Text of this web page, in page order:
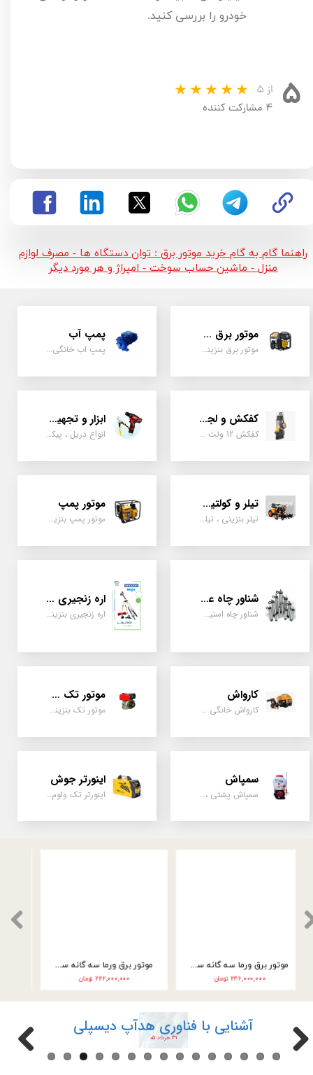
خودرو را بررسی کنید.
۵ از ۵
۴ مشارکت کننده
راهنما گام به گام خرید موتور برق : توان دستگاه ها - مصرف لوازم
منزل - ماشین حساب سوخت - امپراژ و هر مورد دیگر
موتور برق و ژنراتور
موتور برق بنزینی، دیزلی ، گازی ، سه گانه سوز
پمپ آب
پمپ اب خانگی، بشقابی ، جتی ، دو پروانه کشاورزی
کفکش و لجن کش
کفکش 12 ولت ، 220 ولت ، یک اینچ به بالا لجن کش کاتردار، لجن کش چدنی
ابزار و تجهیزات
انواع دریل ، پیکور، ابزارالات، سیل مکانیکی، قطعات پمپ
تیلر و کولتیواتور
تیلر بنزینی ، تیلر دیزل، تیلر چهار چرخ، تیلر مزرعه و کشاورزی
موتور پمپ
موتور پمپ بنزینی، دیزلی، نفتی ، یک اینچ به بالا
شناور چاه عمیق
شناور چاه استیل ، تک فاز و سه فاز، یک اینچ به بالا
اره زنجیری / علفتراش
اره زنجیری بنزینی ، علفتراش دو زمانه و چهار زمانه ، دوشی و پشتی
کارواش
کارواش خانگی و صنعتی و نیمه صنعتی
موتور تک سیلندر
موتور تک بنزینی ، دیزلی، کارتینگی ، تیلری
سمپاش
سمپاش پشتی ، زمبه ای ، فرغونی ، دستی ، موتوری
اینورتر جوش
اینورتر تک ولوم و دو ولوم امپر بالا
۲۲۲,۰۰۰,۰۰۰ تومان ۲۴۶,۰۰۰,۰۰۰ تومان
آشنایی با فناوری هدآپ دیسپلی
۳۱ خرداد ۰۵